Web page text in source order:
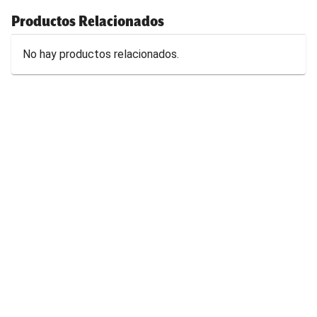
Productos Relacionados
No hay productos relacionados.